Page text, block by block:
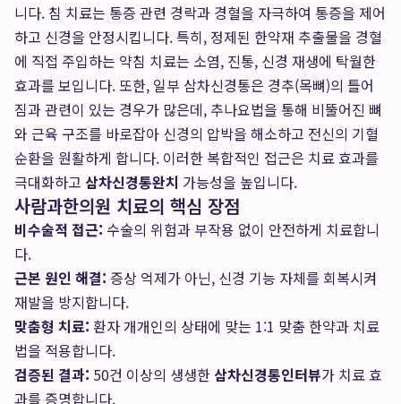
니다. 침 치료는 통증 관련 경락과 경혈을 자극하여 통증을 제어
하고 신경을 안정시킵니다. 특히, 정제된 한약재 추출물을 경혈
에 직접 주입하는 약침 치료는 소염, 진통, 신경 재생에 탁월한
효과를 보입니다. 또한, 일부 삼차신경통은 경추(목뼈)의 틀어
짐과 관련이 있는 경우가 많은데, 추나요법을 통해 비뚤어진 뼈
와 근육 구조를 바로잡아 신경의 압박을 해소하고 전신의 기혈
순환을 원활하게 합니다. 이러한 복합적인 접근은 치료 효과를
극대화하고 삼차신경통완치 가능성을 높입니다.
사람과한의원 치료의 핵심 장점
비수술적 접근: 수술의 위험과 부작용 없이 안전하게 치료합니
다.
근본 원인 해결: 증상 억제가 아닌, 신경 기능 자체를 회복시켜
재발을 방지합니다.
맞춤형 치료: 환자 개개인의 상태에 맞는 1:1 맞춤 한약과 치료
법을 적용합니다.
검증된 결과: 50건 이상의 생생한 삼차신경통인터뷰가 치료 효
과를 증명합니다.